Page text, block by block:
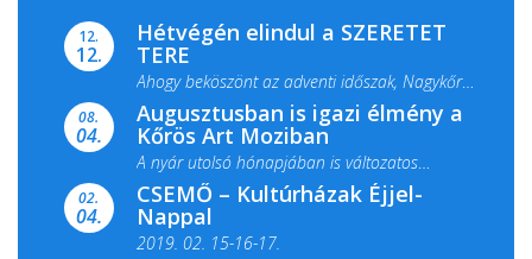
12.
12.
Hétvégén elindul a SZERETET
TERE
Ahogy beköszönt az adventi időszak, Nagykőrös
ismét megtelik ünnepi fénnyel és közös...
08.
04.
Augusztusban is igazi élmény a
Kőrös Art Moziban
A nyár utolsó hónapjában is változatos
filmkínálattal, családi...
02.
04.
CSEMŐ – Kultúrházak Éjjel-
Nappal
2019. 02. 15-16-17.